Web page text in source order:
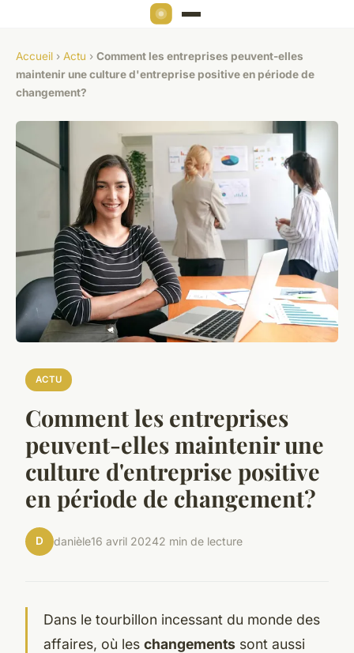
Accueil › Actu › Comment les entreprises peuvent-elles
maintenir une culture d'entreprise positive en période de
changement?
ACTU
Comment les entreprises
peuvent-elles maintenir une
culture d'entreprise positive
en période de changement?
D danièle16 avril 20242 min de lecture
Dans le tourbillon incessant du monde des
affaires, où les changements sont aussi